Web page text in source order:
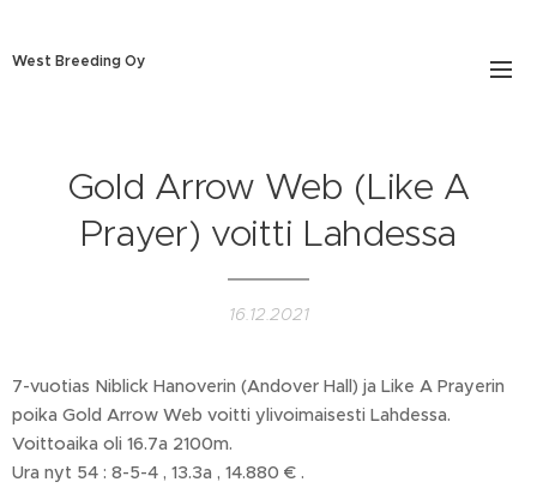
West Breeding Oy
Gold Arrow Web (Like A
Prayer) voitti Lahdessa
16.12.2021
7-vuotias Niblick Hanoverin (Andover Hall) ja Like A Prayerin
poika Gold Arrow Web voitti ylivoimaisesti Lahdessa.
Voittoaika oli 16.7a 2100m.
Ura nyt 54 : 8-5-4 , 13.3a , 14.880 € .